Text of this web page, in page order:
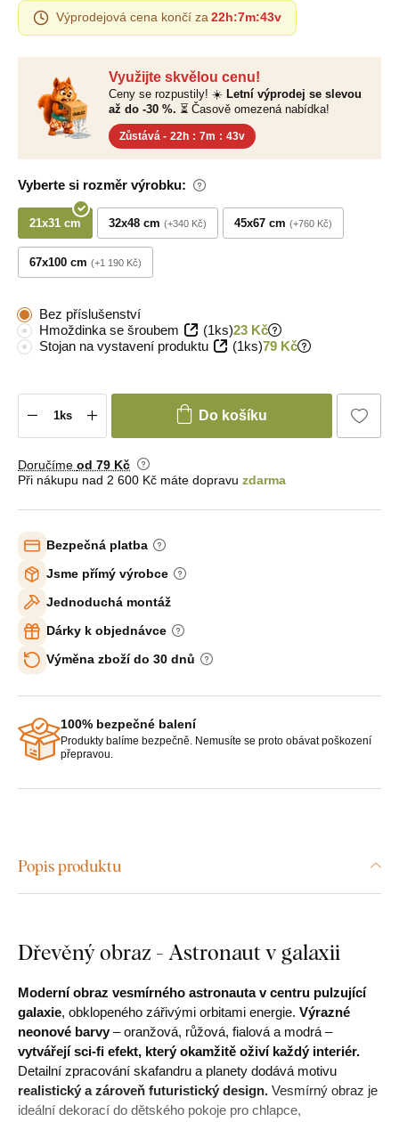
Využijte skvělou cenu!
Ceny se rozpustily! ☀️ Letní výprodej se slevou
až do -30 %. ⏳ Časově omezená nabídka!
Zůstává - 22h : 7m : 42v
Vyberte si rozměr výrobku:
21x31 cm 32x48 cm +340 Kč 45x67 cm +760 Kč
67x100 cm +1 190 Kč
Výprodejová cena končí za 22h:7m:42v
Bez příslušenství
Hmoždinka se šroubem
(1ks)23 Kč
Stojan na vystavení produktu
(1ks)79 Kč
Do košíku
Doručíme od 79 Kč
Při nákupu nad 2 600 Kč máte dopravu zdarma
Bezpečná platba
Jsme přímý výrobce
Jednoduchá montáž
Dárky k objednávce
Výměna zboží do 30 dnů
100% bezpečné balení
Produkty balíme bezpečně. Nemusíte se proto obávat poškození
přepravou.
Popis produktu
Dřevěný obraz - Astronaut v galaxii
Moderní obraz vesmírného astronauta v centru pulzující
galaxie, obklopeného zářivými orbitami energie. Výrazné
neonové barvy – oranžová, růžová, fialová a modrá –
vytvářejí sci-fi efekt, který okamžitě oživí každý interiér.
Detailní zpracování skafandru a planety dodává motivu
realistický a zároveň futuristický design. Vesmírný obraz je
ideální dekorací do dětského pokoje pro chlapce,